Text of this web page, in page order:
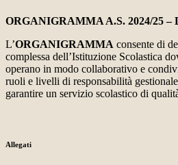
ORGANIGRAMMA A.S. 2024/25
L’ORGANIGRAMMA consente di
complessa dell’Istituzione Scolastica
operano in modo collaborativo e
ruoli e livelli di responsabilità
garantire un servizio scolastico di
Allegati